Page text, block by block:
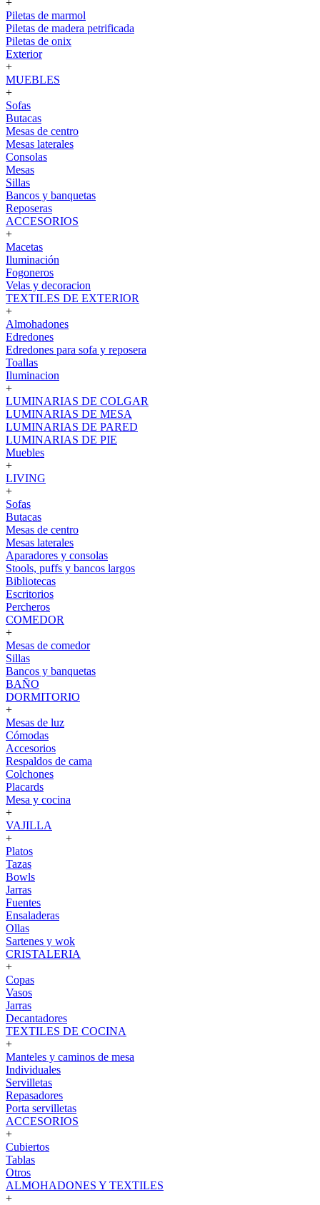
+
Piletas de marmol
Piletas de madera petrificada
Piletas de onix
Exterior
+
MUEBLES
+
Sofas
Butacas
Mesas de centro
Mesas laterales
Consolas
Mesas
Sillas
Bancos y banquetas
Reposeras
ACCESORIOS
+
Macetas
Iluminación
Fogoneros
Velas y decoracion
TEXTILES DE EXTERIOR
+
Almohadones
Edredones
Edredones para sofa y reposera
Toallas
Iluminacion
+
LUMINARIAS DE COLGAR
LUMINARIAS DE MESA
LUMINARIAS DE PARED
LUMINARIAS DE PIE
Muebles
+
LIVING
+
Sofas
Butacas
Mesas de centro
Mesas laterales
Aparadores y consolas
Stools, puffs y bancos largos
Bibliotecas
Escritorios
Percheros
COMEDOR
+
Mesas de comedor
Sillas
Bancos y banquetas
BAÑO
DORMITORIO
+
Mesas de luz
Cómodas
Accesorios
Respaldos de cama
Colchones
Placards
Mesa y cocina
+
VAJILLA
+
Platos
Tazas
Bowls
Jarras
Fuentes
Ensaladeras
Ollas
Sartenes y wok
CRISTALERIA
+
Copas
Vasos
Jarras
Decantadores
TEXTILES DE COCINA
+
Manteles y caminos de mesa
Individuales
Servilletas
Repasadores
Porta servilletas
ACCESORIOS
+
Cubiertos
Tablas
Otros
ALMOHADONES Y TEXTILES
+